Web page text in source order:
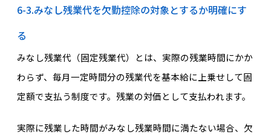
6-3.みなし残業代を欠勤控除の対象とするか明確にす
る
みなし残業代（固定残業代）とは、実際の残業時間にかか
わらず、毎月一定時間分の残業代を基本給に上乗せして固
定額で支払う制度です。残業の対価として支払われます。
実際に残業した時間がみなし残業時間に満たない場合、欠